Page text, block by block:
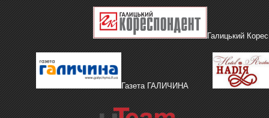
Галицький
Газета ГАЛИЧИНА